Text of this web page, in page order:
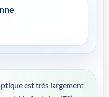
est très largement